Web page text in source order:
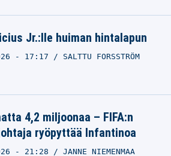
Jr.:lle huiman hintalapun
- 17:17 SALTTU FORSSTRÖM
4,2 miljoonaa – FIFA:n
ryöpyttää Infantinoa
- 21:28 JANNE NIEMENMAA